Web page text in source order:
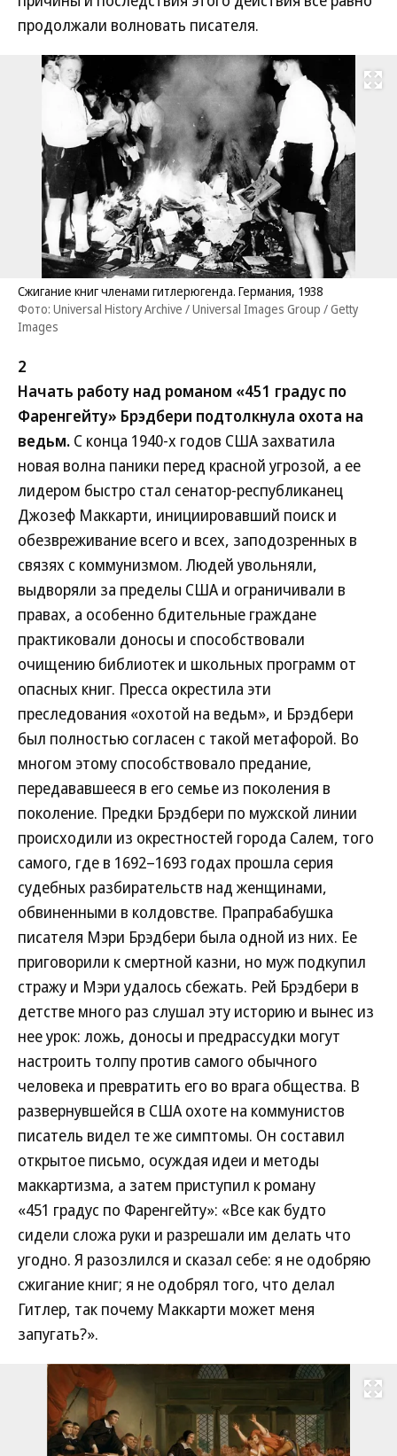
продолжали волновать писателя.
Развернуть
Сжигание книг членами гитлерюгенда. Германия, 1938
Фото: Universal History Archive / Universal Images Group / Getty
Images
2
Начать работу над романом «451 градус по
Фаренгейту» Брэдбери подтолкнула охота на
ведьм. С конца 1940-х годов США захватила
новая волна паники перед красной угрозой, а ее
лидером быстро стал сенатор-республиканец
Джозеф Маккарти, инициировавший поиск и
обезвреживание всего и всех, заподозренных в
связях с коммунизмом. Людей увольняли,
выдворяли за пределы США и ограничивали в
правах, а особенно бдительные граждане
практиковали доносы и способствовали
очищению библиотек и школьных программ от
опасных книг. Пресса окрестила эти
преследования «охотой на ведьм», и Брэдбери
был полностью согласен с такой метафорой. Во
многом этому способствовало предание,
передававшееся в его семье из поколения в
поколение. Предки Брэдбери по мужской линии
происходили из окрестностей города Салем, того
самого, где в 1692–1693 годах прошла серия
судебных разбирательств над женщинами,
обвиненными в колдовстве. Прапрабабушка
писателя Мэри Брэдбери была одной из них. Ее
приговорили к смертной казни, но муж подкупил
стражу и Мэри удалось сбежать. Рей Брэдбери в
детстве много раз слушал эту историю и вынес из
нее урок: ложь, доносы и предрассудки могут
настроить толпу против самого обычного
человека и превратить его во врага общества. В
развернувшейся в США охоте на коммунистов
писатель видел те же симптомы. Он составил
открытое письмо, осуждая идеи и методы
маккартизма, а затем приступил к роману
«451 градус по Фаренгейту»: «Все как будто
сидели сложа руки и разрешали им делать что
угодно. Я разозлился и сказал себе: я не одобряю
сжигание книг; я не одобрял того, что делал
Гитлер, так почему Маккарти может меня
запугать?».
Развернуть